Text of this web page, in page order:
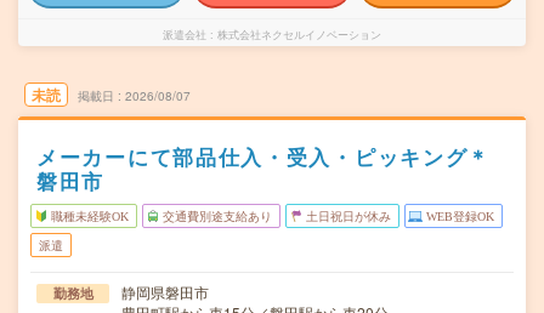
派遣会社 株式会社ネクセルイノベーション
未読 掲載日 2026/08/07
メーカーにて部品仕入・受入・ピッキング＊
磐田市
職種未経験OK 交通費別途支給あり 土日祝日が休み WEB登録OK
派遣
勤務地
静岡県磐田市